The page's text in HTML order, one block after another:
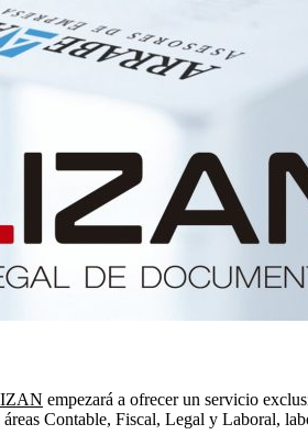
empezará a ofrecer un servicio
Contable, Fiscal, Legal y Laboral,